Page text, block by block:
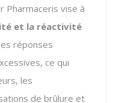
Pharmaceris vise à
et la réactivité
réponses
ce qui
les
de brûlure et